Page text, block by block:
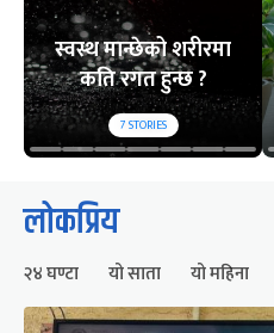
स्वस्थ मान्छेको शरीरमा
कति रगत हुन्छ ?
7STORIES
लोकप्रिय
२४ घण्टा यो साता यो महिना